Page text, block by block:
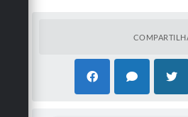
expediente, no horário das
13h00 às 16h30, através do
Junqueirópolis/SP, 17 de
HENRIQUE ROSSI , Diretor de
Esporte, Lazer e Turismo